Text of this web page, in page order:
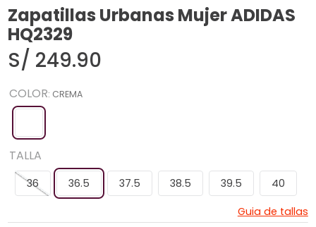
Zapatillas Urbanas Mujer ADIDAS
HQ2329
S/ 249.90
COLOR: CREMA
TALLA
36 36.5 37.5 38.5 39.5
40
Guia de tallas